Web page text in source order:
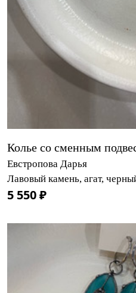
Колье со сменным
Евстропова Дарья
Лавовый камень, агат,
5 550 ₽